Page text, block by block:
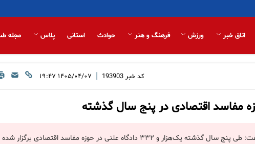
اتاق خبر ورزش فرهنگ و هنر حوادث استانی پلاس مجله
کد خبر 193903
| ۱۴۰۵/۰۴/۰۷ ۱۹:۴۷
سخنگوی قوه قضاییه با ارائه آماری از عملکرد دستگاه قضایی گفت: طی پنج سال گذشته یک‌هزار و ۳۳۲ دادگاه علنی در حوزه مفاسد اقتصادی برگزار شده